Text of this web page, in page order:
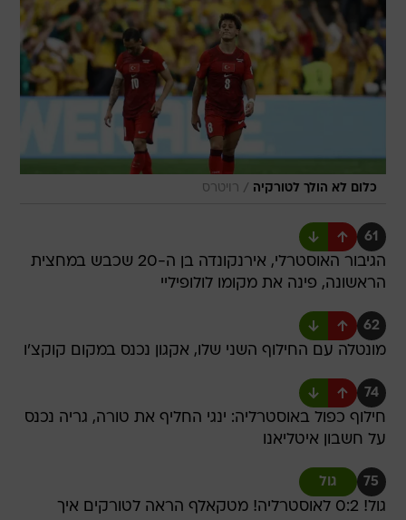
כלום לא הולך לטורקיה / רויטרס
61
הגיבור האוסטרלי, אירנקונדה בן ה-20 שכבש במחצית
הראשונה, פינה את מקומו לולופיליי
62
מונטלה עם החילוף השני שלו, אקגון נכנס במקום קוקצ'ו
74
חילוף כפול באוסטרליה: ינגי החליף את טורה, גריה נכנס
על חשבון איטליאנו
75 גול
גול! 0:2 לאוסטרליה! מטקאלף הראה לטורקים איך